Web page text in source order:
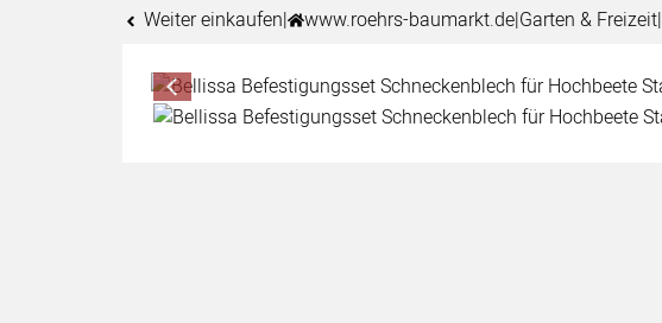
Weiter einkaufen| www.roehrs-baumarkt.de|Garten & Freizeit|
Produktgalerie
Zur Kaufbox springen